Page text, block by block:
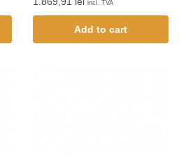
incl. TVA
Add to cart